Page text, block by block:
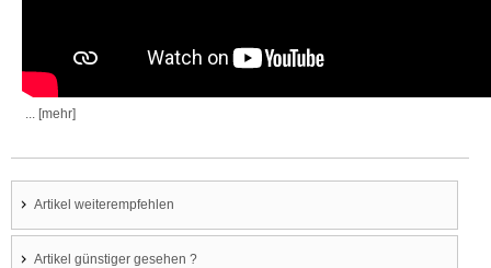
... [mehr]
Artikel weiterempfehlen
Artikel günstiger gesehen ?